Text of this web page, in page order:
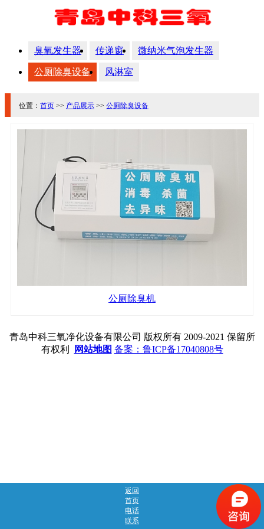
臭氧发生器 传递窗 微纳米气泡发生器
公厕除臭设备 风淋室
位置： 首页 >> 产品展示 >> 公厕除臭设备
公厕除臭机
青岛中科三氧净化设备有限公司 版权所有 2009-2021 保留所
有权利
网站地图 备案：鲁ICP备17040808号
返回
首页
电话
联系